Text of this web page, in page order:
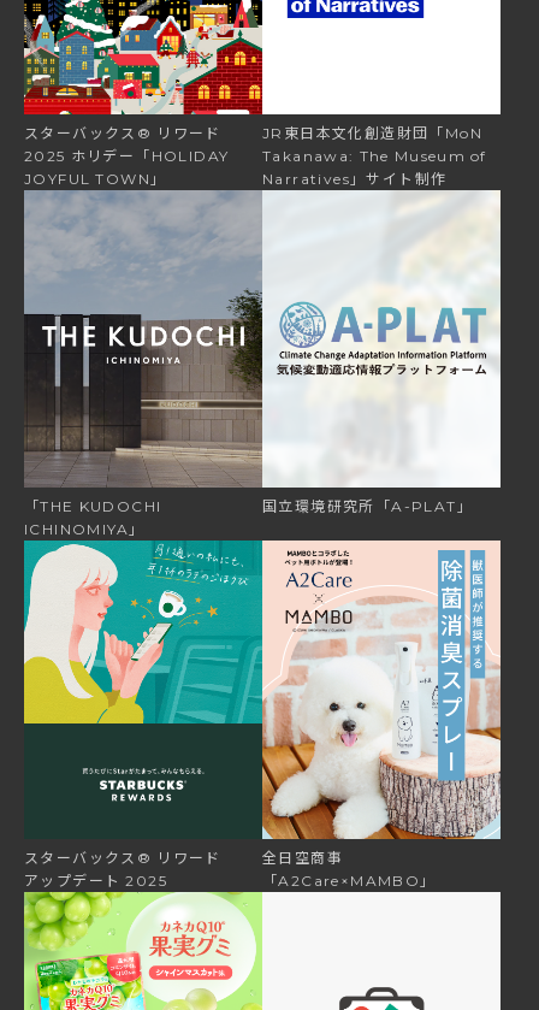
スターバックス® リワード
2025 ホリデー「HOLIDAY
JOYFUL
TOWN」
JR東日本文化創造財団「MoN
Takanawa: The Museum of
Narratives」サイト制作
「THE KUDOCHI
ICHINOMIYA」
国立環境研究所「A-PLAT」
スターバックス® リワード
アップデート 2025
全日空商事
「A2Care×MAMBO」